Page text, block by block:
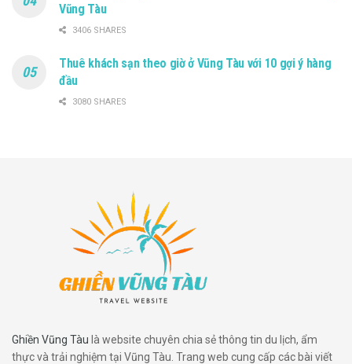
Vũng Tàu
3406 SHARES
Thuê khách sạn theo giờ ở Vũng Tàu với 10 gợi ý hàng
đầu
3080 SHARES
Ghiền Vũng Tàu là website chuyên chia sẻ thông tin du lịch, ẩm
thực và trải nghiệm tại Vũng Tàu. Trang web cung cấp các bài viết